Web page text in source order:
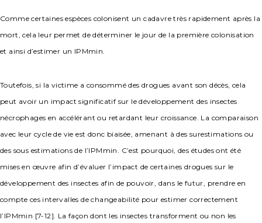
Comme certaines espèces colonisent un cadavre très rapidement après la
mort, cela leur permet de déterminer le jour de la première colonisation
et ainsi d’estimer un IPMmin.
Toutefois, si la victime a consommé des drogues avant son décès, cela
peut avoir un impact significatif sur le développement des insectes
nécrophages en accélérant ou retardant leur croissance. La comparaison
avec leur cycle de vie est donc biaisée, amenant à des surestimations ou
des sous estimations de l’IPMmin. C’est pourquoi, des études ont été
mises en œuvre afin d’évaluer l’impact de certaines drogues sur le
développement des insectes afin de pouvoir, dans le futur, prendre en
compte ces intervalles de changeabilité pour estimer correctement
l’IPMmin [7-12]. La façon dont les insectes transforment ou non les